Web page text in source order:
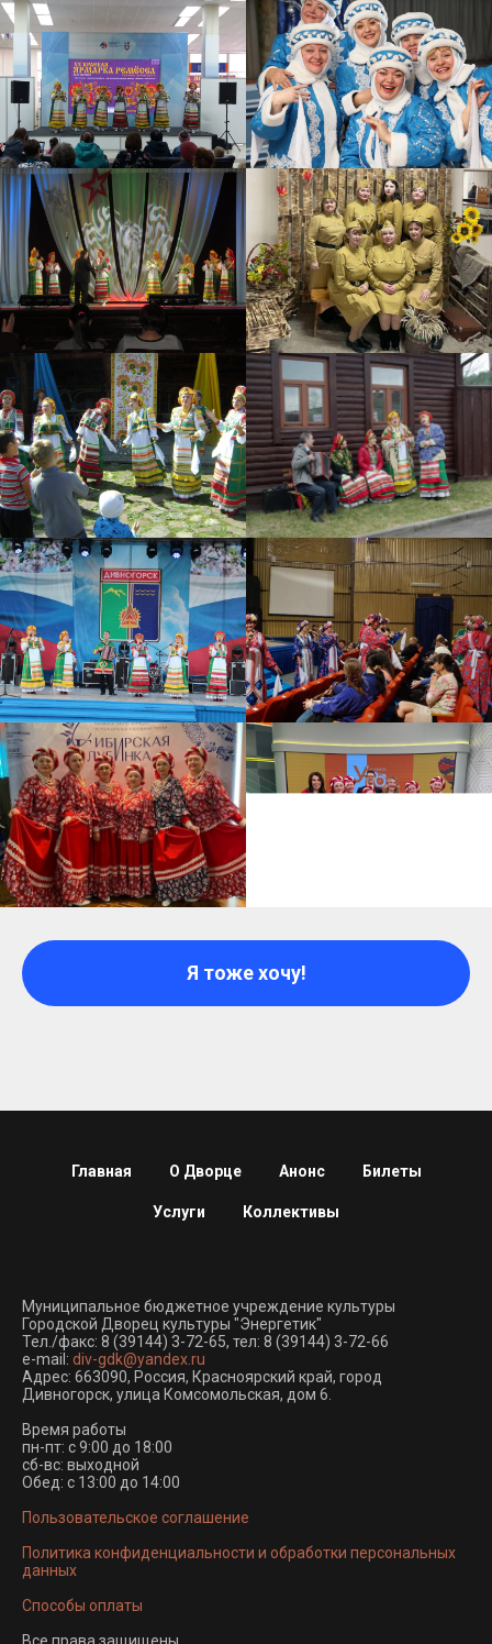
Я тоже хочу!
Главная О Дворце Анонс Билеты
Услуги Коллективы
Муниципальное бюджетное учреждение культуры
Городской Дворец культуры "Энергетик"
Тел./факс: 8 (39144) 3-72-65, тел: 8 (39144) 3-72-66
e-mail: div-gdk@yandex.ru
Адрес: 663090, Россия, Красноярский край, город
Дивногорск, улица Комсомольская, дом 6.
Время работы
пн-пт: с 9:00 до 18:00
сб-вс: выходной
Обед: с 13:00 до 14:00
Пользовательское соглашение
Политика конфиденциальности и обработки персональных
данных
Способы оплаты